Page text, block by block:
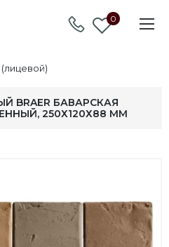
0
BRAER БАВАРСКАЯ
250Х120Х88 ММ